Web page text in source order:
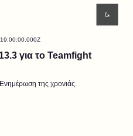
για το Teamfight
της χρονιάς.